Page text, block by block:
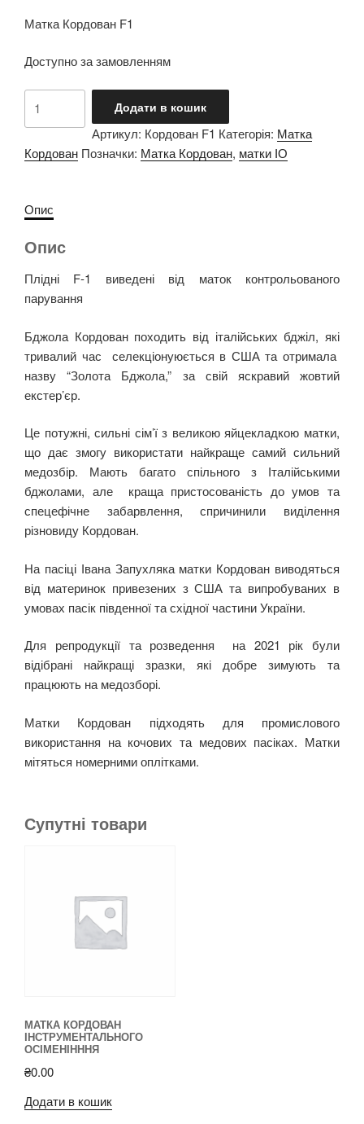
Матка Кордован F1
Доступно за замовленням
Кордован
кількість
Додати в кошик
Артикул: Кордован F1 Категорія: Матка
Кордован Позначки: Матка Кордован, матки ІО
Опис
Опис
Плідні F-1 виведені від маток контрольованого
парування
Бджола Кордован походить від італійських бджіл, які
тривалий час селекціонуюється в США та отримала
назву “Золота Бджола,” за свій яскравий жовтий
екстер’єр.
Це потужні, сильні сім’ї з великою яйцекладкою матки,
що дає змогу використати найкраще самий сильний
медозбір. Мають багато спільного з Італійськими
бджолами, але краща пристосованість до умов та
спецефічне забарвлення, спричинили виділення
різновиду Кордован.
На пасіці Івана Запухляка матки Кордован виводяться
від материнок привезених з США та випробуваних в
умовах пасік південної та східної частини України.
Для репродукції та розведення на 2021 рік були
відібрані найкращі зразки, які добре зимують та
працюють на медозборі.
Матки Кордован підходять для промислового
використання на кочових та медових пасіках. Матки
мітяться номерними оплітками.
Супутні товари
МАТКА КОРДОВАН
ІНСТРУМЕНТАЛЬНОГО
ОСІМЕНІНННЯ
₴0.00
Додати в кошик